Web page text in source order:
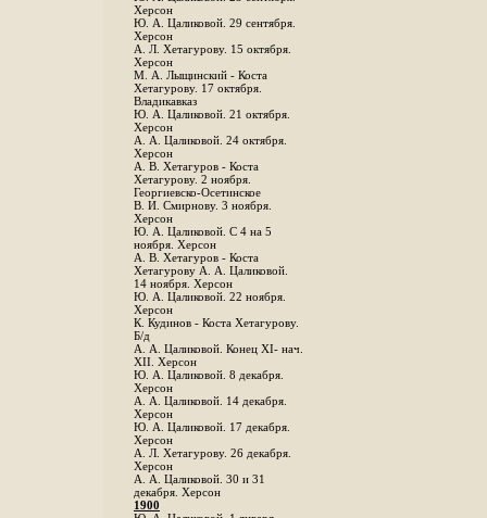
Херсон
Ю. А. Цаликовой. 29 сентября.
Херсон
А. Л. Хетагурову. 15 октября.
Херсон
М. А. Лыщинский - Коста
Хетагурову. 17 октября.
Владикавказ
Ю. А. Цаликовой. 21 октября.
Херсон
А. А. Цаликовой. 24 октября.
Херсон
A. В. Хетагуров - Коста
Хетагурову. 2 ноября.
Георгиевско-Осетинское
B. И. Смирнову. 3 ноября.
Херсон
Ю. А. Цаликовой. С 4 на 5
ноября. Херсон
А. В. Хетагуров - Коста
Хетагурову А. А. Цаликовой.
14 ноября. Херсон
Ю. А. Цаликовой. 22 ноября.
Херсон
К. Кудинов - Коста Хетагурову.
Б/д
А. А. Цаликовой. Конец XI- нач.
XII. Херсон
Ю. А. Цаликовой. 8 декабря.
Херсон
А. А. Цаликовой. 14 декабря.
Херсон
Ю. А. Цаликовой. 17 декабря.
Херсон
А. Л. Хетагурову. 26 декабря.
Херсон
А. А. Цаликовой. 30 и 31
декабря. Херсон
1900